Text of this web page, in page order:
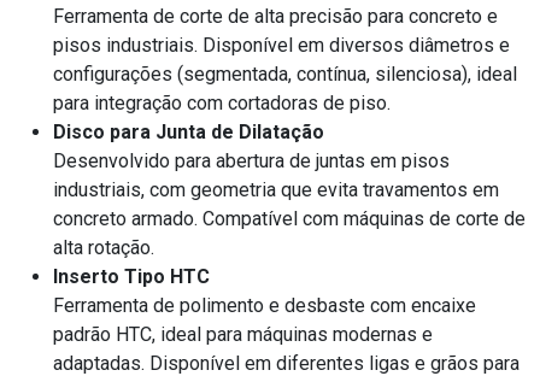
Ferramenta de corte de alta precisão para concreto e
pisos industriais. Disponível em diversos diâmetros e
configurações (segmentada, contínua, silenciosa), ideal
para integração com cortadoras de piso.
Disco para Junta de Dilatação
Desenvolvido para abertura de juntas em pisos
industriais, com geometria que evita travamentos em
concreto armado. Compatível com máquinas de corte de
alta rotação.
Inserto Tipo HTC
Ferramenta de polimento e desbaste com encaixe
padrão HTC, ideal para máquinas modernas e
adaptadas. Disponível em diferentes ligas e grãos para